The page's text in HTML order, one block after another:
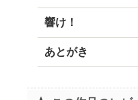
響け！
あとがき